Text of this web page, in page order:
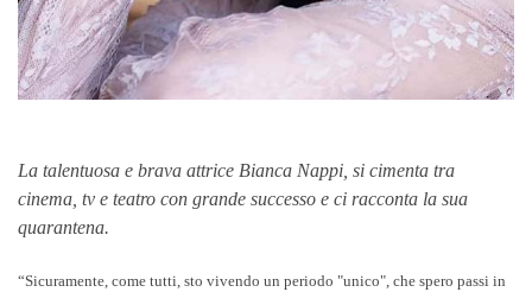
La talentuosa e brava attrice Bianca Nappi, si cimenta tra
cinema, tv e teatro con grande successo e ci racconta la sua
quarantena.
“Sicuramente, come tutti, sto vivendo un periodo "unico", che spero passi in